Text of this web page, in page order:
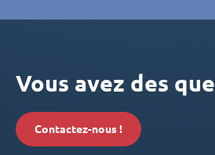
Vous avez des
Contactez-nous !